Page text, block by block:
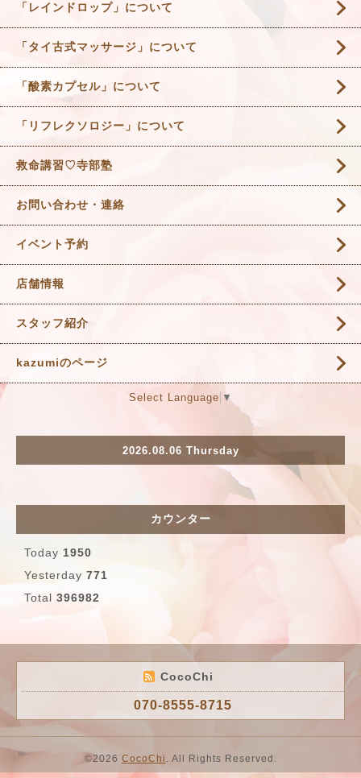
「レインドロップ」について
「タイ古式マッサージ」について
「酸素カプセル」について
「リフレクソロジー」について
救命講習♡寺部塾
お問い合わせ・連絡
イベント予約
店舗情報
スタッフ紹介
kazumiのページ
Select Language ▼
2026.08.06 Thursday
カウンター
Today 1950
Yesterday 771
Total 396982
CocoChi
070-8555-8715
©2026 CocoChi . All Rights Reserved.